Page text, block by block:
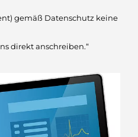
gemäß Datenschutz keine
direkt anschreiben.“